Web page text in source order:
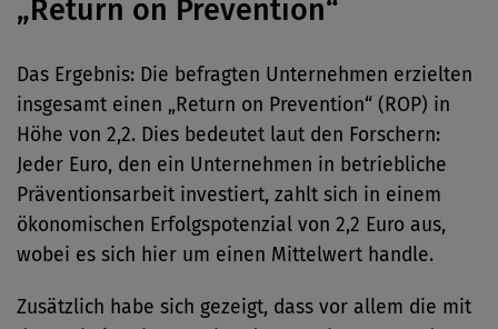
„Return on Prevention“
Das Ergebnis: Die befragten Unternehmen erzielten
insgesamt einen „Return on Prevention“ (ROP) in
Höhe von 2,2. Dies bedeutet laut den Forschern:
Jeder Euro, den ein Unternehmen in betriebliche
Präventionsarbeit investiert, zahlt sich in einem
ökonomischen Erfolgspotenzial von 2,2 Euro aus,
wobei es sich hier um einen Mittelwert handle.
Zusätzlich habe sich gezeigt, dass vor allem die mit